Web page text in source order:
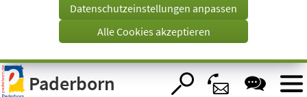
Visuelle
Assistenzsoftware
öffnen.
Tab)
Datenschutzeinstellungen anpassen
Alle Cookies akzeptieren
Paderborn